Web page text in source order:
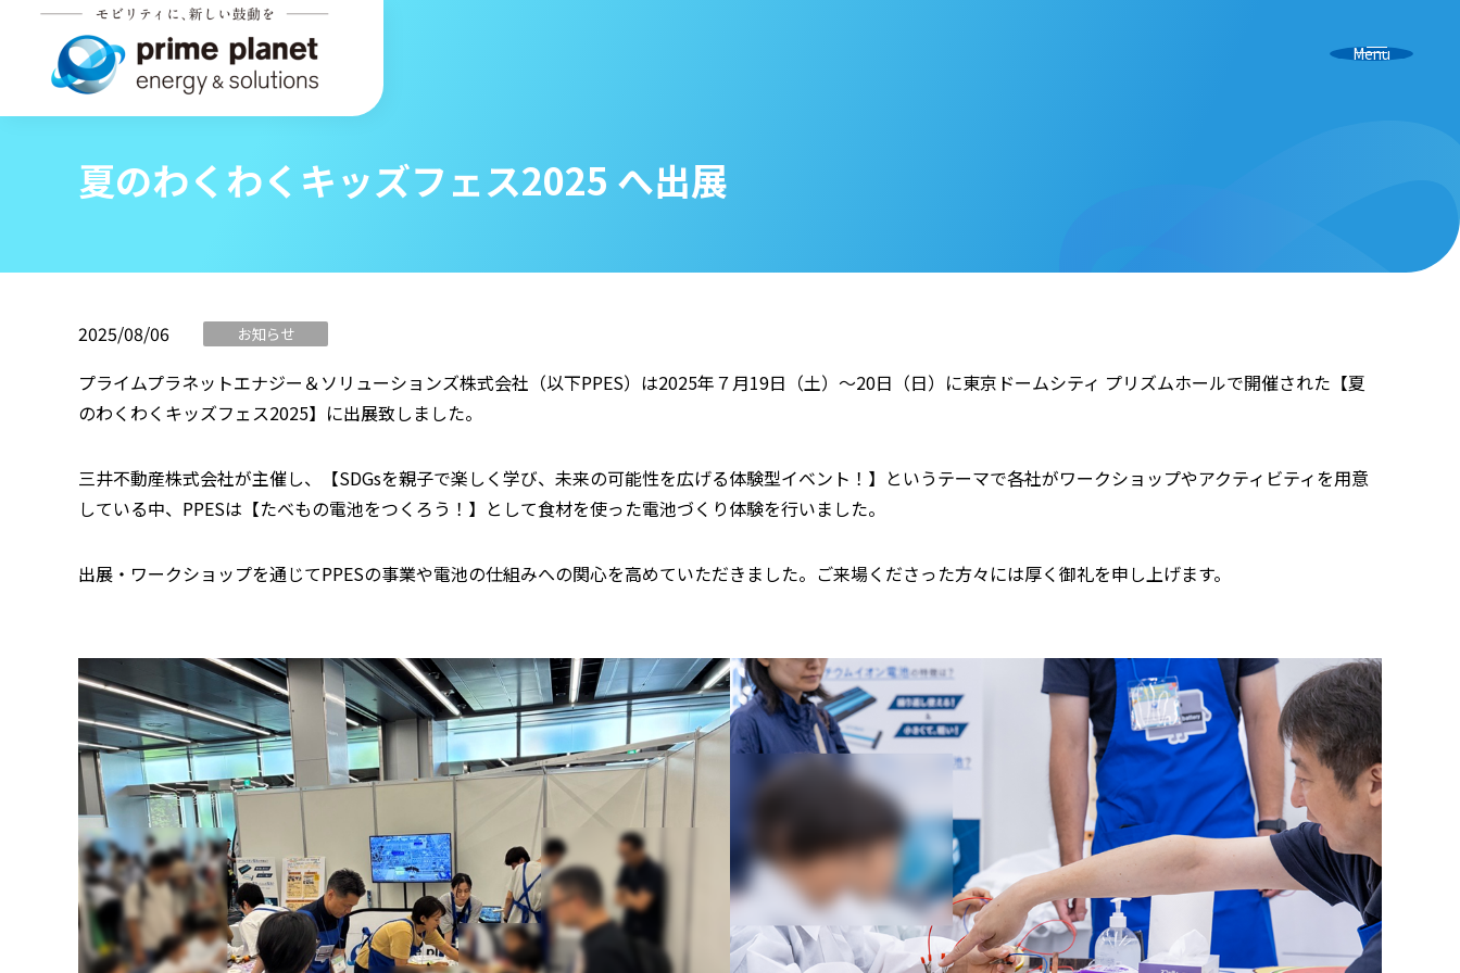
Menu
夏のわくわくキッズフェス2025 へ出展
2025/08/06 お知らせ
プライムプラネットエナジー＆ソリューションズ株式会社（以下PPES）は2025年７月19日（土）～20日（日）に東京ドームシティ プリズムホールで開催された【夏
のわくわくキッズフェス2025】に出展致しました。
三井不動産株式会社が主催し、【SDGsを親子で楽しく学び、未来の可能性を広げる体験型イベント！】というテーマで各社がワークショップやアクティビティを用意
している中、PPESは【たべもの電池をつくろう！】として食材を使った電池づくり体験を行いました。
出展・ワークショップを通じてPPESの事業や電池の仕組みへの関心を高めていただきました。ご来場くださった方々には厚く御礼を申し上げます。